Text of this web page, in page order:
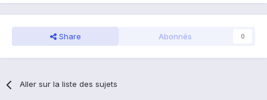
Share Abonnés 0
Aller sur la liste des sujets